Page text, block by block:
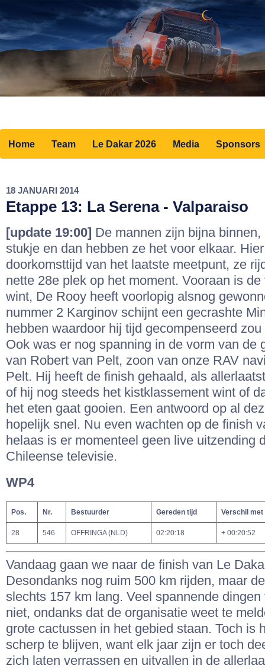
Home Team Le Dakar 2026 Media Sponsors
18 JANUARI 2014
Etappe 13: La Serena - Valparaiso
[update 19:00] De mannen zijn bijna
stukje en dan hebben ze het voor elkaar.
doorkomsttijd van het laatste meetpunt, ze
nette 28e plek op het moment. Vooraan is
wint, De Rooy heeft voorlopig alsnog
nummer 2 Karginov schijnt een gecrashte
hebben waardoor hij tijd gecompenseerd
Ook was er nog spanning in de vorm van de
van Robert van Pelt, zoon van onze RAV
Pelt. Hij heeft de finish gehaald, als
of hij nog steeds het kistklassement wint of
het eten gaat gooien. Een antwoord op al
hopelijk snel. Nu even wachten op de finish
helaas is er momenteel geen live uitzending
Chileense televisie.
WP4
Pos. Nr. Bestuurder Gereden tijd Verschil met
28 546 OFFRINGA (NLD) 02:20:18 + 00:20:52
Vandaag gaan we naar de finish van Le
Desondanks nog ruim 500 km rijden, maar
slechts 157 km lang. Veel spannende
niet, ondanks dat de organisatie weet te
grote cactussen in het gebied staan. Toch is
scherp te blijven, want elk jaar zijn er toch
zich laten verrassen en uitvallen in de